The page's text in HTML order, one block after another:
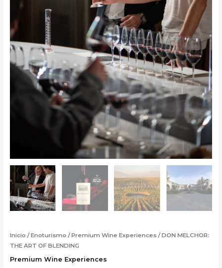
Inicio /Enoturismo /Premium Wine Experiences/ DON MELCHOR:
THE ART OF BLENDING
Premium Wine Experiences